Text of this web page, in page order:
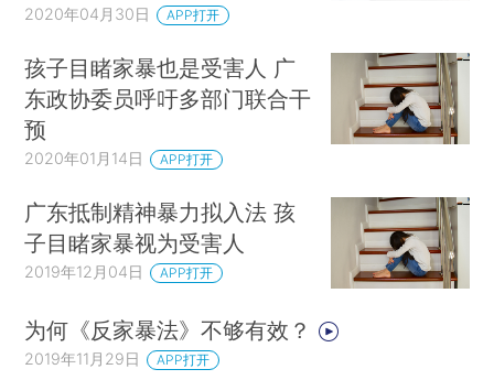
2020年04月30日 APP打开
孩子目睹家暴也是受害人 广
东政协委员呼吁多部门联合干
预
2020年01月14日 APP打开
广东抵制精神暴力拟入法 孩
子目睹家暴视为受害人
2019年12月04日 APP打开
为何《反家暴法》不够有效？
2019年11月29日 APP打开